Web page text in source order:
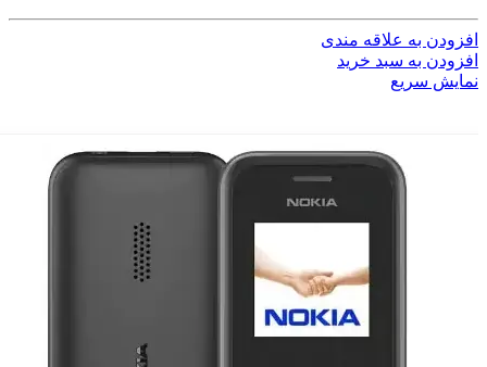
افزودن به علاقه مندی
افزودن به سبد خرید
نمایش سریع